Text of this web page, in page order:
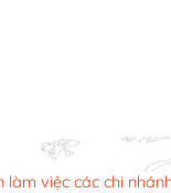
làm việc các chi